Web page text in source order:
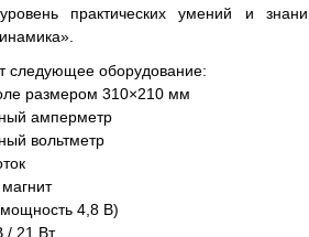
практических умений и
следующее оборудование:
размером 310×210 мм
амперметр
вольтметр
4,8 В)
/ 21 Вт